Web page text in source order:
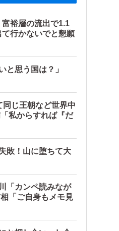
裕層の流出で1.1
行かないでと懇願
と思う国は？」
じ王朝など世界中
私からすれば『だ
敗！山に堕ちて大
「カンペ読みなが
「ご自身もメモ見